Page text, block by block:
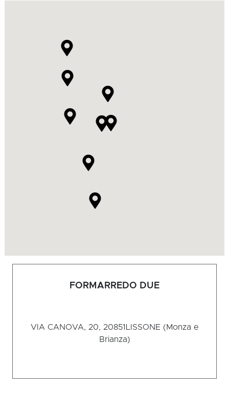
FORMARREDO DUE
VIA CANOVA, 20, 20851 LISSONE (Monza e
Brianza)